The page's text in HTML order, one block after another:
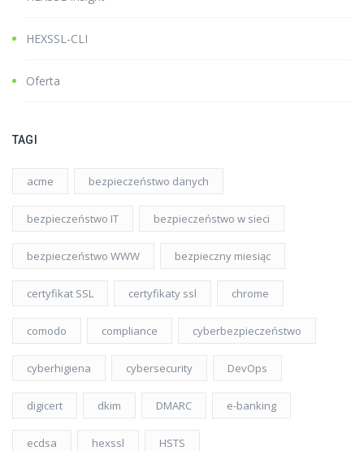
HEXSSL-CLI
Oferta
TAGI
acme bezpieczeństwo danych
bezpieczeństwo IT bezpieczeństwo w sieci
bezpieczeństwo WWW bezpieczny miesiąc
certyfikat SSL certyfikaty ssl chrome
comodo compliance cyberbezpieczeństwo
cyberhigiena cybersecurity DevOps
digicert dkim DMARC e-banking
ecdsa hexssl HSTS